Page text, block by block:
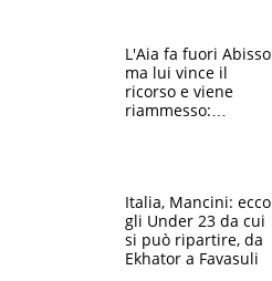
L'Aia fa fuori Abisso
ma lui vince il
ricorso e viene
riammesso:
Italia, Mancini: ecco
gli Under 23 da cui
si può ripartire, da
Ekhator a Favasuli